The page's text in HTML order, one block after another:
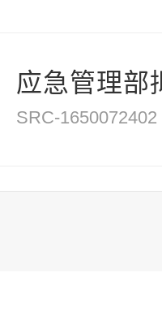
应急管理部
SRC-1650072402